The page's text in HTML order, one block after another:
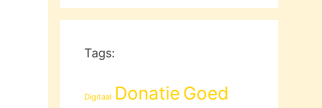
Tags:
Digitaal Donatie Goed